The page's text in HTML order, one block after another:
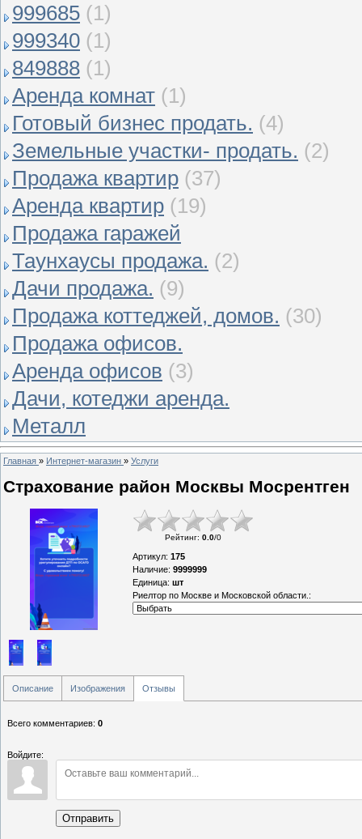
999685 (1)
999340 (1)
849888 (1)
Аренда комнат (1)
Готовый бизнес продать. (4)
Земельные участки- продать. (2)
Продажа квартир (37)
Аренда квартир (19)
Продажа гаражей
Таунхаусы продажа. (2)
Дачи продажа. (9)
Продажа коттеджей, домов. (30)
Продажа офисов.
Аренда офисов (3)
Дачи, котеджи аренда.
Металл
Главная » Интернет-магазин » Услуги
Страхование район Москвы Мосрентген
Рейтинг: 0.0/0
Артикул: 175
Наличие: 9999999
Единица: шт
Риелтор по Москве и Московской области.:
Описание Изображения Отзывы
Всего комментариев: 0
Войдите:
Отправить